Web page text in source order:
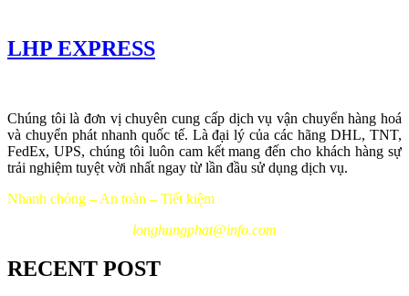
LHP EXPRESS
Chúng tôi là đơn vị chuyên cung cấp dịch vụ vận chuyển hàng hoá
và chuyển phát nhanh quốc tế. Là đại lý của các hãng DHL, TNT,
FedEx, UPS, chúng tôi luôn cam kết mang đến cho khách hàng sự
trải nghiệm tuyệt vời nhất ngay từ lần đầu sử dụng dịch vụ.
Nhanh chóng – An toàn – Tiết kiệm
longhungphat@info.com
RECENT POST